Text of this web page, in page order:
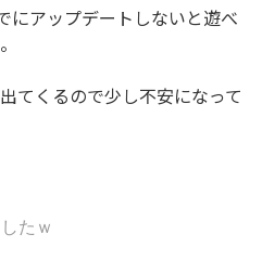
にアップデートしないと遊べ
てくるので少し不安になって
たｗ